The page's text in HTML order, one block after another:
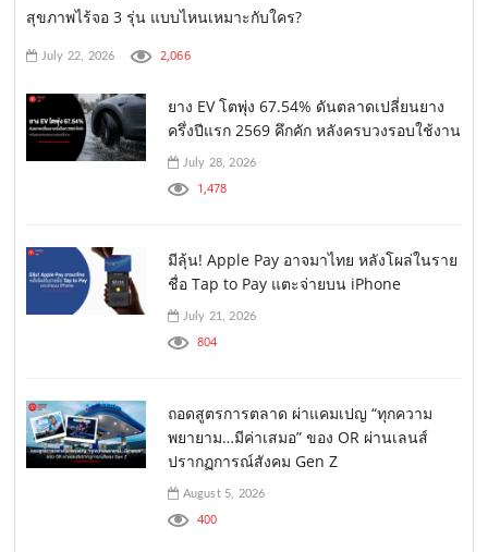
สุขภาพไร้จอ 3 รุ่น แบบไหนเหมาะกับใคร?
July 22, 2026 2,066
ยาง EV โตพุ่ง 67.54% ดันตลาดเปลี่ยนยาง
ครึ่งปีแรก 2569 คึกคัก หลังครบวงรอบใช้งาน
July 28, 2026
1,478
มีลุ้น! Apple Pay อาจมาไทย หลังโผล่ในราย
ชื่อ Tap to Pay แตะจ่ายบน iPhone
July 21, 2026
804
ถอดสูตรการตลาด ผ่าแคมเปญ “ทุกความ
พยายาม…มีค่าเสมอ” ของ OR ผ่านเลนส์
ปรากฏการณ์สังคม Gen Z
August 5, 2026
400